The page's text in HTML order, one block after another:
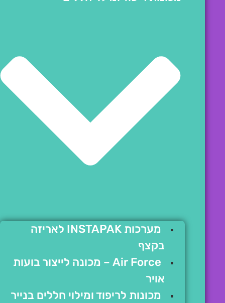
מערכות INSTAPAK לאריזה
בקצף
Air Force – מכונה לייצור בועות
אויר
מכונות לריפוד ומילוי חללים בנייר